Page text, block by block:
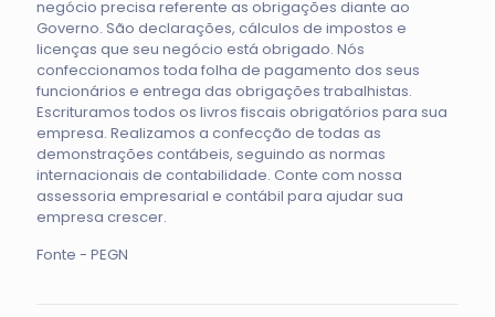
negócio precisa referente as obrigações diante ao
Governo. São declarações, cálculos de impostos e
licenças que seu negócio está obrigado. Nós
confeccionamos toda folha de pagamento dos seus
funcionários e entrega das obrigações trabalhistas.
Escrituramos todos os livros fiscais obrigatórios para sua
empresa. Realizamos a confecção de todas as
demonstrações contábeis, seguindo as normas
internacionais de contabilidade. Conte com nossa
assessoria empresarial e contábil para ajudar sua
empresa crescer.
Fonte - PEGN